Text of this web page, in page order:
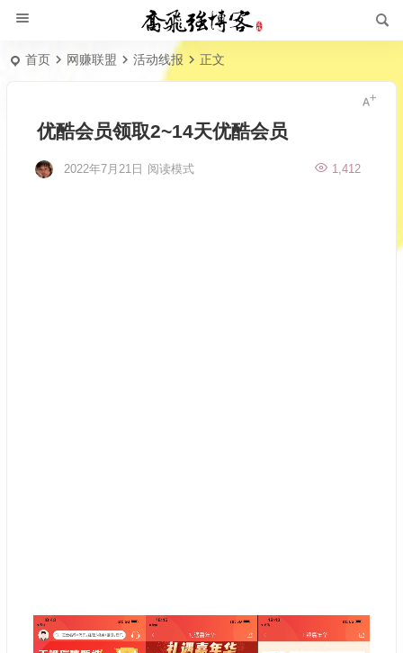
首页 网赚联盟 活动线报 正文
优酷会员领取2~14天优酷会员
2022年7月21日 1,412
阅读模式